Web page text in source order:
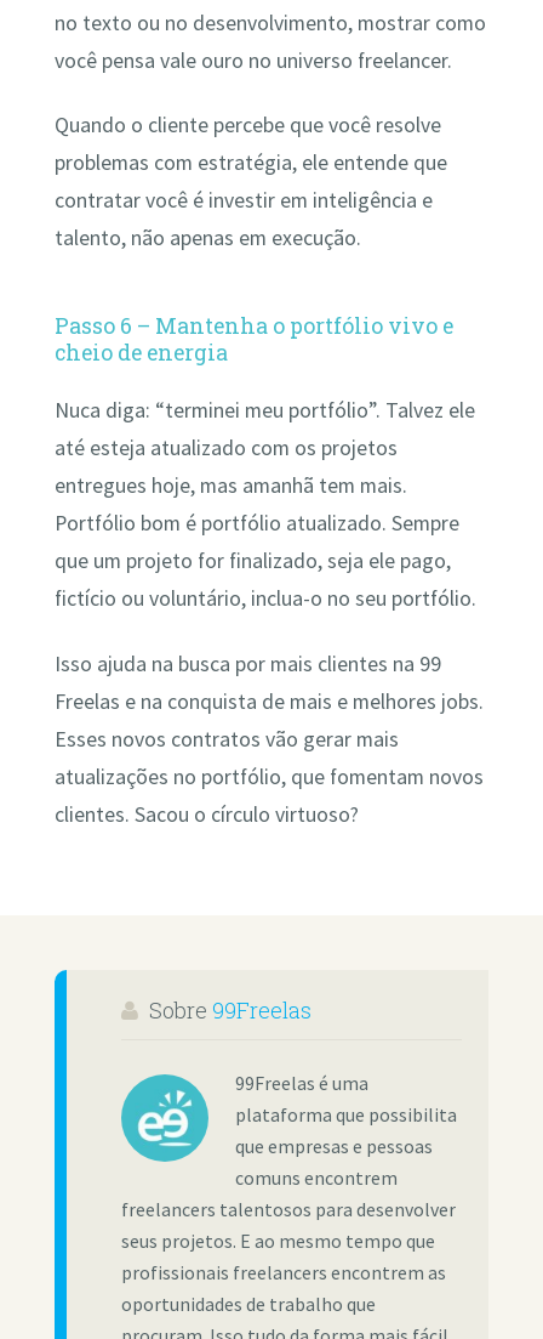
no texto ou no desenvolvimento, mostrar como
você pensa vale ouro no universo freelancer.
Quando o cliente percebe que você resolve
problemas com estratégia, ele entende que
contratar você é investir em inteligência e
talento, não apenas em execução.
Passo 6 – Mantenha o portfólio vivo e
cheio de energia
Nuca diga: “terminei meu portfólio”. Talvez ele
até esteja atualizado com os projetos
entregues hoje, mas amanhã tem mais.
Portfólio bom é portfólio atualizado. Sempre
que um projeto for finalizado, seja ele pago,
fictício ou voluntário, inclua-o no seu portfólio.
Isso ajuda na busca por mais clientes na 99
Freelas e na conquista de mais e melhores jobs.
Esses novos contratos vão gerar mais
atualizações no portfólio, que fomentam novos
clientes. Sacou o círculo virtuoso?
Sobre 99Freelas
99Freelas é uma
plataforma que possibilita
que empresas e pessoas
comuns encontrem
freelancers talentosos para desenvolver
seus projetos. E ao mesmo tempo que
profissionais freelancers encontrem as
oportunidades de trabalho que